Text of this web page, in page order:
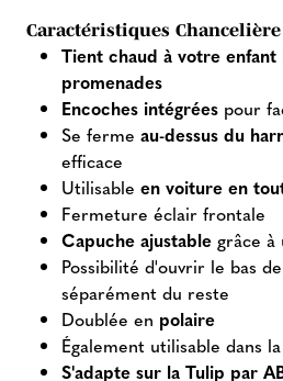
Caractéristiques
Tient chaud à votre enfant
promenades
Encoches intégrées pour
Se ferme au-dessus du
efficace
Utilisable en voiture en
Fermeture éclair frontale
Capuche ajustable grâce à
Possibilité d'ouvrir le bas
séparément du reste
Doublée en polaire
Également utilisable dans
S'adapte sur la Tulip par